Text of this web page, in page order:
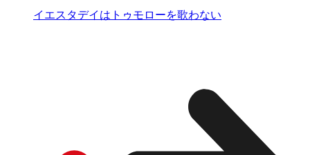
イエスタデイはトゥモローを歌わない